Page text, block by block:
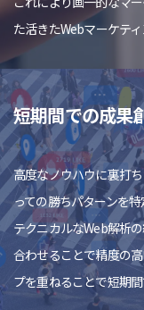
た活きたWebマーケテ
短期間での成果
高度なノウハウに裏打
っての勝ちパターンを
テクニカルなWeb解析
合わせることで精度の
プを重ねることで短期